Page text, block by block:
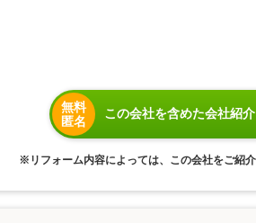
無料
匿名
この会社を含めた会社紹
※リフォーム内容によっては、この会社をご紹介